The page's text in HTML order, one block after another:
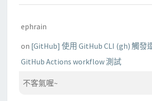
ephrain
on [GitHub] 使用 GitHub CLI (gh) 觸發
GitHub Actions workflow 測試
不客氣喔~